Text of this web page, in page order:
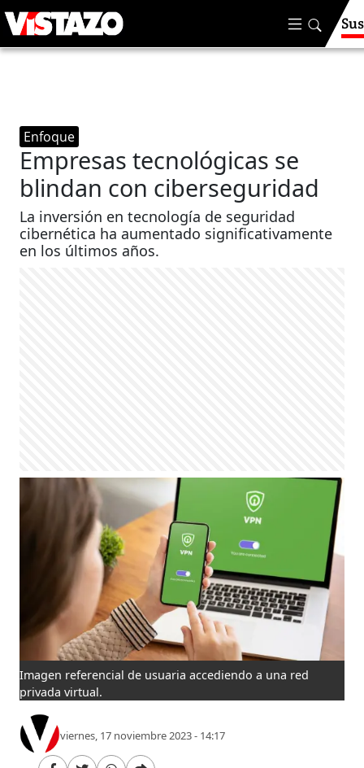
Enfoque
Empresas tecnológicas se
blindan con ciberseguridad
La inversión en tecnología de seguridad
cibernética ha aumentado significativamente
en los últimos años.
Imagen referencial de usuaria accediendo a una red
privada virtual.
viernes, 17 noviembre 2023 - 14:17